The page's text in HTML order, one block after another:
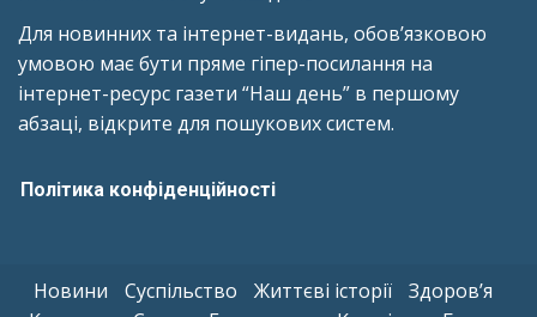
Для новинних та інтернет-видань, обов’язковою
умовою має бути пряме гіпер-посилання на
інтернет-ресурс газети “Наш день” в першому
абзаці, відкрите для пошукових систем.
Політика конфіденційності
Новини Суспільство Життєві історії
Здоров’я